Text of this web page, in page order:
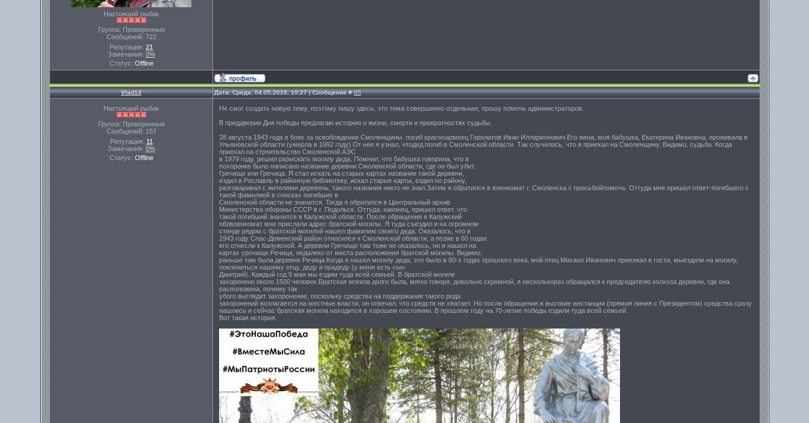
Настоящий рыбак
Группа: Проверенные
Сообщений: 722
Репутация: 21
Замечания: 0%
Статус: Offline
Vlad13 Дата: Среда, 04.05.2016, 10:27 | Сообщение #65
Настоящий рыбак
Группа: Проверенные
Сообщений: 157
Репутация: 11
Замечания: 0%
Статус: Offline
Не смог создать новую тему, поэтому пишу здесь, это тема совершенно отдельная, прошу помочь администраторов.
В преддверии Дня победы предлагаю историю о жизни, смерти и превратностях судьбы.
28 августа 1943 года в боях за освобождение Смоленщины погиб красноармеец Горолатов Иван Илларионович.Его жена, моя бабушка, Екатерина Ивановна, проживала в
Ульяновской области (умерла в 1992 году).От нее я узнал, чтодед погиб в Смоленской области. Так случилось, что я приехал на Смоленщину. Видимо, судьба. Когда
приехал на строительство Смоленской АЭС
в 1979 году, решил разыскать могилу деда. Помнил, что бабушка говорила, что в
похоронке было написано название деревни Смоленской области, где он был убит,
Гречище или Гречица. Я стал искать на старых картах название такой деревни,
ездил в Рославль в районную библиотеку, искал старые карты, ездил по району,
разговаривал с жителями деревень, такого названия никто не знал.Затем я обратился в военкомат г. Смоленска с просьбойпомочь. Оттуда мне пришел ответ-погибшего с
такой фамилией в списках погибших в
Смоленской области не значится. Тогда я обратился в Центральный архив
Министерства обороны СССР в г. Подольск. Оттуда, наконец, пришел ответ, что
такой погибший значится в Калужской области. После обращения в Калужский
облвоенкомат мне прислали адрес братской могилы. Я туда съездил и на огромном
стенде рядом с братской могилой нашел фамилию своего деда. Оказалось, что в
1943 году Спас-Деменский район относился к Смоленской области, а позже в 60 годах
его отнесли к Калужской. А деревни Гречище там тоже не оказалось, но я нашел на
картах урочище Речица, недалеко от места расположения братской могилы. Видимо,
раньше там была деревня Речица.Когда я нашел могилу деда, это было в 80-х годах прошлого века, мой отец Михаил Иванович приезжал в гости, мыездили на могилу,
поклониться нашему отцу, деду и прадеду (у меня есть сын
Дмитрий). Каждый год 9 мая мы ездим туда всей семьей. В братской могиле
захоронено около 1500 человек.Братская могила долго была, мягко говоря, довольно скромной, я несколькораз обращался к председателю колхоза деревни, где она
расположена, почему так
убого выглядит захоронение, поскольку средства на поддержание такого рода
захоронений возлагается на местные власти, он отвечал, что средств не хватает. Но после обращения в высокие инстанции (прямая линия с Президентом) средства сразу
нашлись и сейчас братская могила находится в хорошем состоянии. В прошлом году на 70-летие победы ездили туда всей семьей.
Вот такая история.